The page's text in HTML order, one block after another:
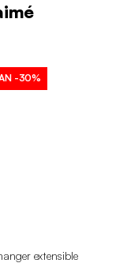
-30%
extensible